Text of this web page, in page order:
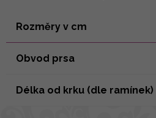
Rozměry v cm
Obvod prsa
Délka od krku (dle ramínek)